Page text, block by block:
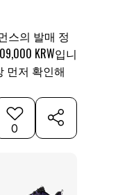
스의 발매 정
KRW입니
먼저 확인해
0